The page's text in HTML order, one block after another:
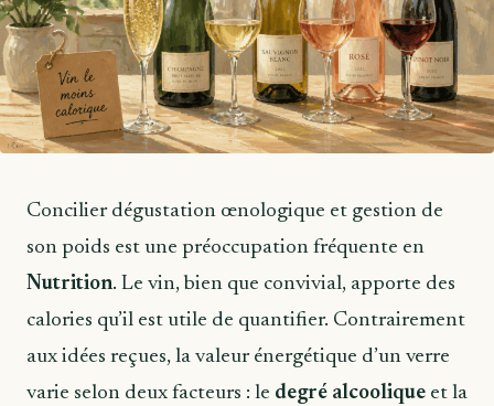
Concilier dégustation œnologique et gestion de
son poids est une préoccupation fréquente en
Nutrition. Le vin, bien que convivial, apporte des
calories qu’il est utile de quantifier. Contrairement
aux idées reçues, la valeur énergétique d’un verre
varie selon deux facteurs : le degré alcoolique et la